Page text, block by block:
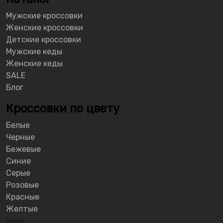
Мужские кроссовки
Женские кроссовки
Детские кроссовки
Мужские кеды
Женские кеды
SALE
Блог
Кроссовки по цвету
Белые
Черные
Бежевые
Синие
Серые
Розовые
Красные
Желтые